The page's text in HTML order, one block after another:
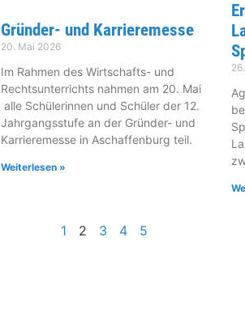
Gründer- und Karrieremesse
20. Mai 2026
Im Rahmen des Wirtschafts- und
Rechtsunterrichts nahmen am 20. Mai
alle Schülerinnen und Schüler der 12.
Jahrgangsstufe an der Gründer- und
Karrieremesse in Aschaffenburg teil.
Weiterlesen »
1 2 3 4 5